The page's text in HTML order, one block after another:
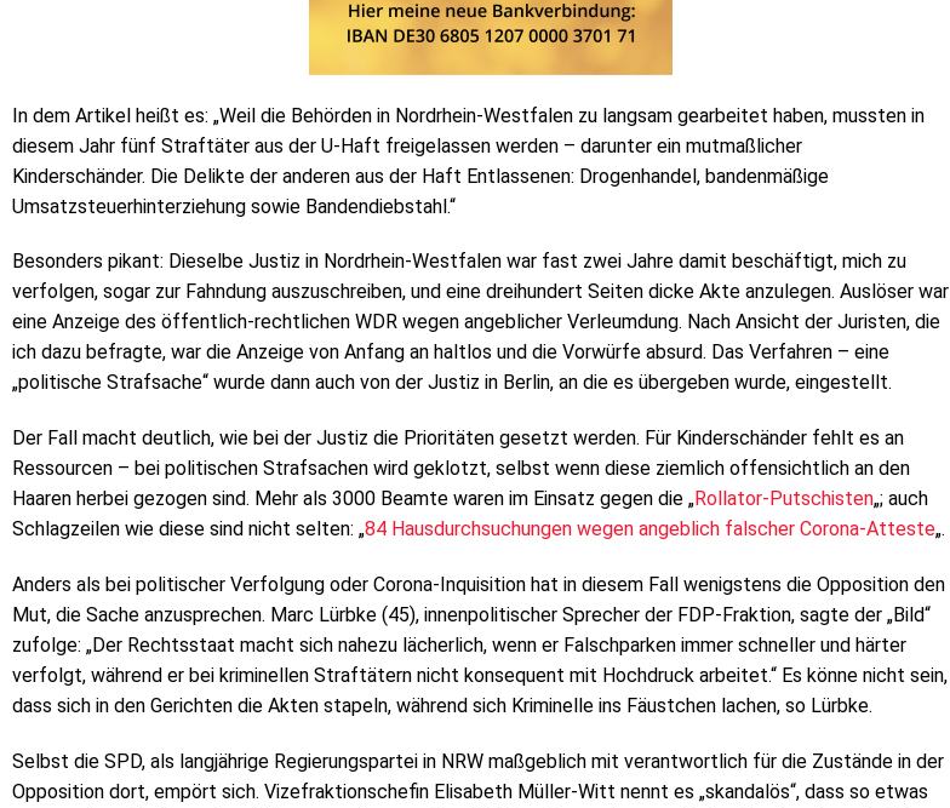
In dem Artikel heißt es: „Weil die Behörden in Nordrhein-Westfalen zu langsam gearbeitet haben, mussten in
diesem Jahr fünf Straftäter aus der U-Haft freigelassen werden – darunter ein mutmaßlicher
Kinderschänder. Die Delikte der anderen aus der Haft Entlassenen: Drogenhandel, bandenmäßige
Umsatzsteuerhinterziehung sowie Bandendiebstahl.“
Besonders pikant: Dieselbe Justiz in Nordrhein-Westfalen war fast zwei Jahre damit beschäftigt, mich zu
verfolgen, sogar zur Fahndung auszuschreiben, und eine dreihundert Seiten dicke Akte anzulegen. Auslöser war
eine Anzeige des öffentlich-rechtlichen WDR wegen angeblicher Verleumdung. Nach Ansicht der Juristen, die
ich dazu befragte, war die Anzeige von Anfang an haltlos und die Vorwürfe absurd. Das Verfahren – eine
„politische Strafsache“ wurde dann auch von der Justiz in Berlin, an die es übergeben wurde, eingestellt.
Der Fall macht deutlich, wie bei der Justiz die Prioritäten gesetzt werden. Für Kinderschänder fehlt es an
Ressourcen – bei politischen Strafsachen wird geklotzt, selbst wenn diese ziemlich offensichtlich an den
Haaren herbei gezogen sind. Mehr als 3000 Beamte waren im Einsatz gegen die „Rollator-Putschisten„; auch
Schlagzeilen wie diese sind nicht selten: „84 Hausdurchsuchungen wegen angeblich falscher Corona-Atteste„.
Anders als bei politischer Verfolgung oder Corona-Inquisition hat in diesem Fall wenigstens die Opposition den
Mut, die Sache anzusprechen. Marc Lürbke (45), innenpolitischer Sprecher der FDP-Fraktion, sagte der „Bild“
zufolge: „Der Rechtsstaat macht sich nahezu lächerlich, wenn er Falschparken immer schneller und härter
verfolgt, während er bei kriminellen Straftätern nicht konsequent mit Hochdruck arbeitet.“ Es könne nicht sein,
dass sich in den Gerichten die Akten stapeln, während sich Kriminelle ins Fäustchen lachen, so Lürbke.
Selbst die SPD, als langjährige Regierungspartei in NRW maßgeblich mit verantwortlich für die Zustände in der
Opposition dort, empört sich. Vizefraktionschefin Elisabeth Müller-Witt nennt es „skandalös“, dass so etwas